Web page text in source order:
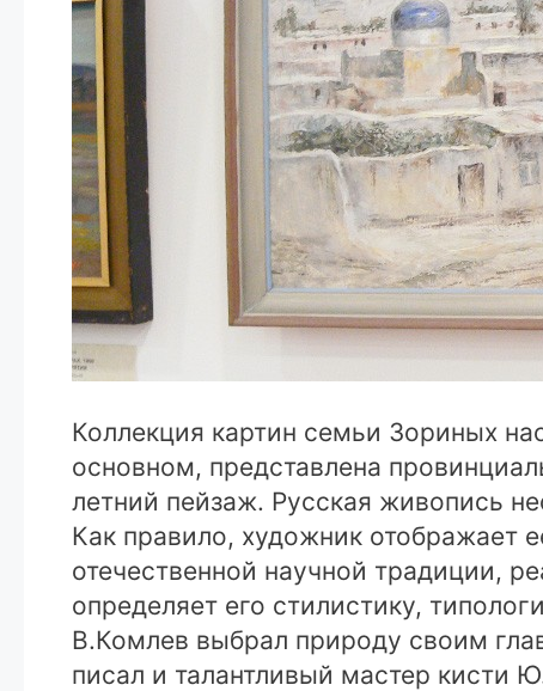
Коллекция картин семьи Зориных
основном, представлена
летний пейзаж. Русская живопись
Как правило, художник отображает
отечественной научной традиции,
определяет его стилистику,
В.Комлев выбрал природу своим
писал и талантливый мастер кисти